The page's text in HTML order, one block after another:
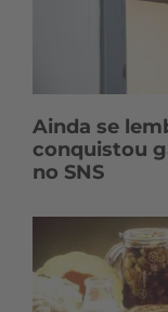
Ainda se
conquistou
no SNS